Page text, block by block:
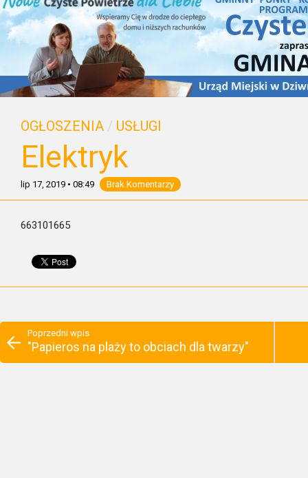
OGŁOSZENIA / USŁUGI
Elektryk
lip 17, 2019 • 08:49 Brak Komentarzy
663101665
Poprzedni wpis
"Papieros na plaży to obciach dla twarzy"